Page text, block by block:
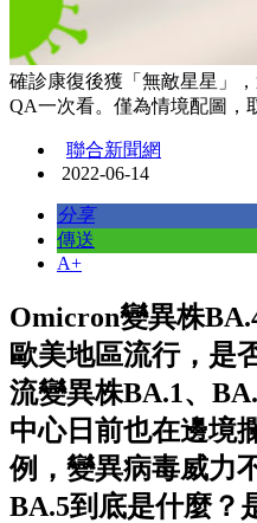
確診康復後獲「無敵星星」
QA一次看。僅為情境配圖，
聯合新聞網
2022-06-14
分享
傳送
A+
Omicron變異株
歐美地區流行，是
流變異株BA.1、
中心日前也在邊境
例，變異病毒威力
BA.5到底是什麼？